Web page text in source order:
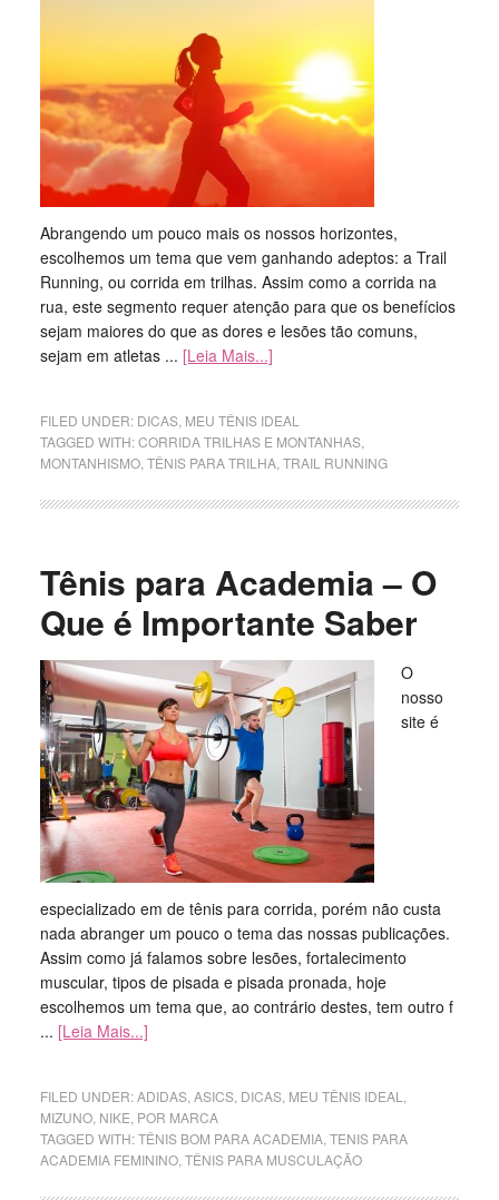
Abrangendo um pouco mais os nossos horizontes,
escolhemos um tema que vem ganhando adeptos: a Trail
Running, ou corrida em trilhas. Assim como a corrida na
rua, este segmento requer atenção para que os benefícios
sejam maiores do que as dores e lesões tão comuns,
sejam em atletas ... [Leia Mais...]
FILED UNDER: DICAS, MEU TÊNIS IDEAL
TAGGED WITH:CORRIDA TRILHAS E MONTANHAS,
MONTANHISMO, TÊNIS PARA TRILHA, TRAIL RUNNING
Tênis para Academia – O
Que é Importante Saber
O
nosso
site é
especializado em de tênis para corrida, porém não custa
nada abranger um pouco o tema das nossas publicações.
Assim como já falamos sobre lesões, fortalecimento
muscular, tipos de pisada e pisada pronada, hoje
escolhemos um tema que, ao contrário destes, tem outro f
... [Leia Mais...]
FILED UNDER:ADIDAS, ASICS, DICAS, MEU TÊNIS IDEAL
MIZUNO, NIKE POR MARCA
TAGGED WITH:TÊNIS BOM PARA ACADEMIA, TENIS PARA
ACADEMIA FEMININO, TÊNIS PARA MUSCULAÇÃO